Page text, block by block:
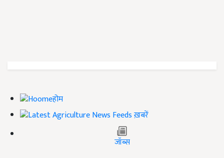
होम
ख़बरें
जॉब्स